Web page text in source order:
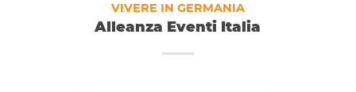
VIVERE IN GERMANIA
Alleanza Eventi Italia